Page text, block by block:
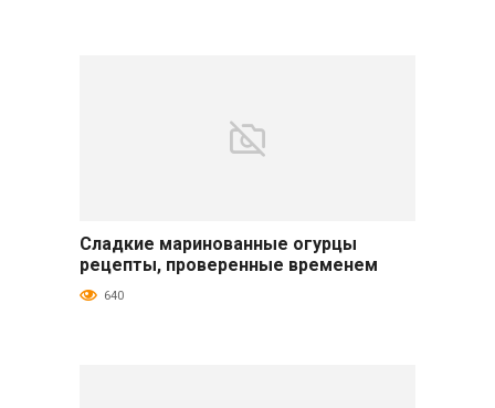
Огурцы
Сладкие маринованные огурцы
рецепты, проверенные временем
640